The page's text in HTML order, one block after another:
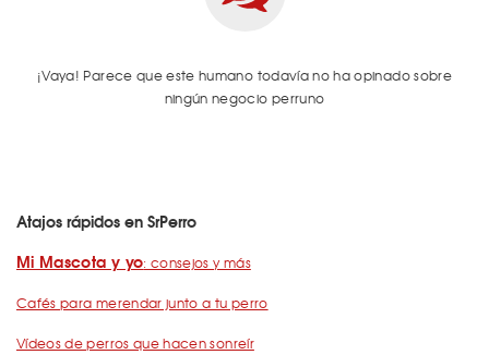
¡Vaya! Parece que este humano todavía no ha opinado sobre
ningún negocio perruno
Atajos rápidos en SrPerro
Mi Mascota y yo: consejos y más
Cafés para merendar junto a tu perro
Vídeos de perros que hacen sonreír